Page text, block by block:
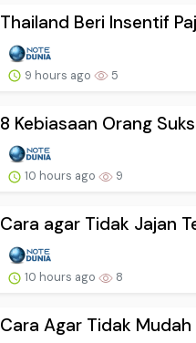
Thailand Beri Insentif
9 hours ago 5
8 Kebiasaan Orang
10 hours ago 9
Cara agar Tidak Jajan
10 hours ago 8
Cara Agar Tidak